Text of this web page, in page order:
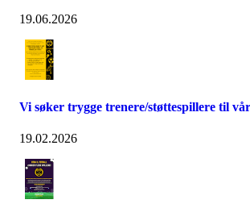
19.06.2026
Vi søker trygge trenere/støttespillere til
19.02.2026